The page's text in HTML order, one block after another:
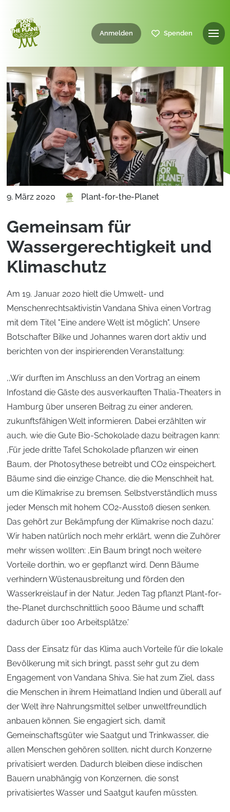
Anmelden Spenden
9. März 2020 Plant-for-the-Planet
Gemeinsam für
Wassergerechtigkeit und
Klimaschutz
Am 19. Januar 2020 hielt die Umwelt- und
Menschenrechtsaktivistin Vandana Shiva einen Vortrag
mit dem Titel "Eine andere Welt ist möglich". Unsere
Botschafter Bilke und Johannes waren dort aktiv und
berichten von der inspirierenden Veranstaltung:
,,Wir durften im Anschluss an den Vortrag an einem
Infostand die Gäste des ausverkauften Thalia-Theaters in
Hamburg über unseren Beitrag zu einer anderen,
zukunftsfähigen Welt informieren. Dabei erzählten wir
auch, wie die Gute Bio-Schokolade dazu beitragen kann:
,Für jede dritte Tafel Schokolade pflanzen wir einen
Baum, der Photosythese betreibt und CO2 einspeichert.
Bäume sind die einzige Chance, die die Menschheit hat,
um die Klimakrise zu bremsen. Selbstverständlich muss
jeder Mensch mit hohem CO2-Ausstoß diesen senken.
Das gehört zur Bekämpfung der Klimakrise noch dazu.'
Wir haben natürlich noch mehr erklärt, wenn die Zuhörer
mehr wissen wollten: ,Ein Baum bringt noch weitere
Vorteile dorthin, wo er gepflanzt wird. Denn Bäume
verhindern Wüstenausbreitung und förden den
Wasserkreislauf in der Natur. Jeden Tag pflanzt Plant-for-
the-Planet durchschnittlich 5000 Bäume und schafft
dadurch über 100 Arbeitsplätze.'
Dass der Einsatz für das Klima auch Vorteile für die lokale
Bevölkerung mit sich bringt, passt sehr gut zu dem
Engagement von Vandana Shiva. Sie hat zum Ziel, dass
die Menschen in ihrem Heimatland Indien und überall auf
der Welt ihre Nahrungsmittel selber unweltfreundlich
anbauen können. Sie engagiert sich, damit
Gemeinschaftsgüter wie Saatgut und Trinkwasser, die
allen Menschen gehören sollten, nicht durch Konzerne
privatisiert werden. Dadurch bleiben diese indischen
Bauern unabhängig von Konzernen, die sonst
privatisiertes Wasser und Saatgut kaufen müssten.